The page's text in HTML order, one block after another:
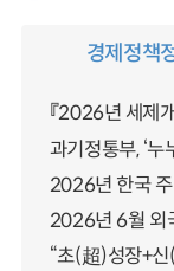
경제정책
『2026년 세제
과기정통부, ‘
2026년 한국
2026년 6월 외
“초(超)성장+